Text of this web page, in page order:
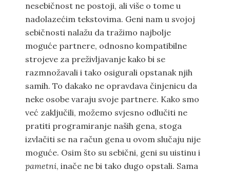
nesebičnost ne postoji, ali više o tome u
nadolazećim tekstovima. Geni nam u svojoj
sebičnosti nalažu da tražimo najbolje
moguće partnere, odnosno kompatibilne
strojeve za preživljavanje kako bi se
razmnožavali i tako osigurali opstanak njih
samih. To dakako ne opravdava činjenicu da
neke osobe varaju svoje partnere. Kako smo
već zaključili, možemo svjesno odlučiti ne
pratiti programiranje naših gena, stoga
izvlačiti se na račun gena u ovom slučaju nije
moguće. Osim što su sebični, geni su uistinu i
pametni, inače ne bi tako dugo opstali. Sama